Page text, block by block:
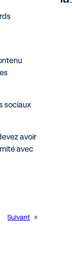
sociaux
avoir
avec
Suivant »